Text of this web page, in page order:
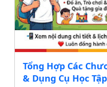
ĐẠI HỘI NGÀY
2026